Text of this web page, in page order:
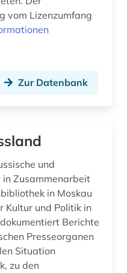
betriebswirtschaftliche steuerlehre (1)
betriebswirtschaftslehre (6)
(1)
vom Lizenzumfang
Zur Datenbank
und
Zusammenarbeit
in Moskau
Kultur und Politik in
Berichte
Presseorganen
Situation
zu den